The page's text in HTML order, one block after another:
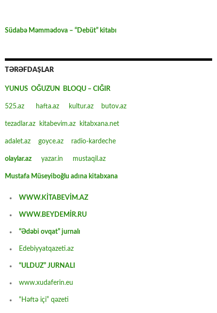
Südabə Məmmədova – “Debüt” kitabı
TƏRƏFDAŞLAR
YUNUS OĞUZUN BLOQU – CIĞIR
525.az hafta.az kultur.az butov.az
tezadlar.az kitabevim.az kitabxana.net
adalet.az goyce.az radio-kardeche
olaylar.az yazar.in mustaqil.az
Mustafa Müseyiboğlu adına kitabxana
WWW.KİTABEVİM.AZ
WWW.BEYDEMİR.RU
“Ədəbi ovqat” jurnalı
Edebiyyatqazeti.az
“ULDUZ” JURNALI
www.xudaferin.eu
“Həftə içi” qəzeti